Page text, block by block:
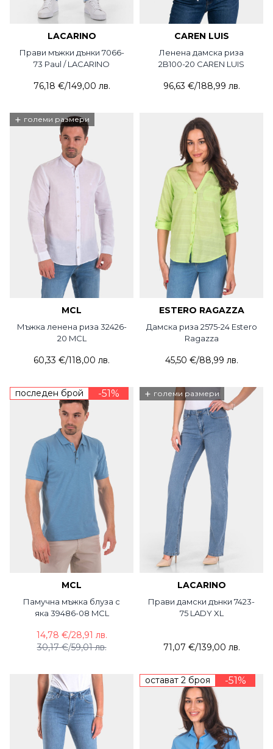
LACARINO
Прави мъжки дънки 7066-
73 Paul / LACARINO
76,18 €/149,00 лв.
CAREN LUIS
Ленена дамска риза
2B100-20 CAREN LUIS
96,63 €/188,99 лв.
+ големи размери
MCL
Мъжка ленена риза 32426-
20 MCL
60,33 €/118,00 лв.
ESTERO RAGAZZA
Дамска риза 2575-24 Estero
Ragazza
45,50 €/88,99 лв.
последен брой -51%
MCL
Памучна мъжка блуза с
яка 39486-08 MCL
30,17 €/59,01 лв.
14,78 €/28,91 лв.
+ големи размери
LACARINO
Прави дамски дънки 7423-
75 LADY XL
71,07 €/139,00 лв.
остават 2 броя -51%